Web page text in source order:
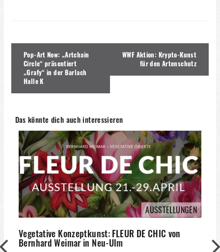
Beitragsnavigation
Pop-Art Now: „Artchain
Circle“ präsentiert
„Grafy“ in der Barlach
Halle K
WWF Aktion: Krypto-Kunst
für den Artenschutz
Das könnte dich auch interessieren
AUSSTELLUNGEN
Vegetative Konzeptkunst: FLEUR DE CHIC von
Bernhard Weimar in Neu-Ulm